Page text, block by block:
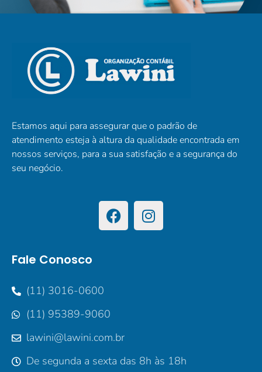
Estamos aqui para assegurar que o padrão de
atendimento esteja à altura da qualidade encontrada em
nossos serviços, para a sua satisfação e a segurança do
seu negócio.
Fale Conosco
(11) 3016-0600
(11) 95389-9060
lawini@lawini.com.br
De segunda a sexta das 8h às 18h